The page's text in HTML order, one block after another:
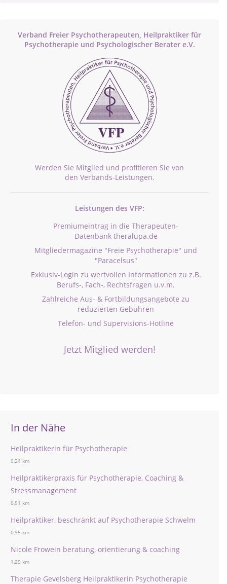
Verband Freier Psychotherapeuten, Heilpraktiker für
Psychotherapie und Psychologischer Berater e.V.
Werden Sie Mitglied und profitieren Sie von
den Verbands-Leistungen.
Leistungen des VFP:
Premiumeintrag in die Therapeuten-
Datenbank theralupa.de
Mitgliedermagazine "Freie Psychotherapie" und
"Paracelsus"
Exklusiv-Login zu wertvollen Informationen zu z.B.
Berufs-, Fach-, Rechtsfragen u.v.m.
Zahlreiche Aus- & Fortbildungsangebote zu
reduzierten Gebühren
Telefon- und Supervisions-Hotline
Jetzt Mitglied werden!
In der Nähe
Heilpraktikerin für Psychotherapie
0,24 km
Heilpraktikerpraxis für Psychotherapie, Coaching &
Stressmanagement
0,51 km
Heilpraktiker, beschränkt auf Psychotherapie Schwelm
0,95 km
Nicole Frowein beratung, orientierung & coaching
1,29 km
Therapie Gevelsberg Heilpraktikerin Psychotherapie